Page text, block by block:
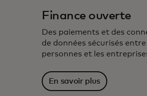
Finance ouverte
Des paiements et des
de données sécurisés entre
personnes et les
En savoir plus